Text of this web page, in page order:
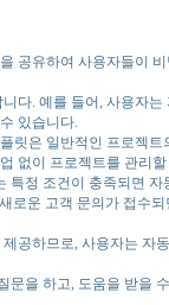
공유하여 사용자들이
다. 예를 들어, 사용자
있습니다.
릿은 일반적인 프로젝
없이 프로젝트를 관리
정 조건이 충족되면
로운 고객 문의가 접수
공하므로, 사용자는 자
을 하고, 도움을 받을